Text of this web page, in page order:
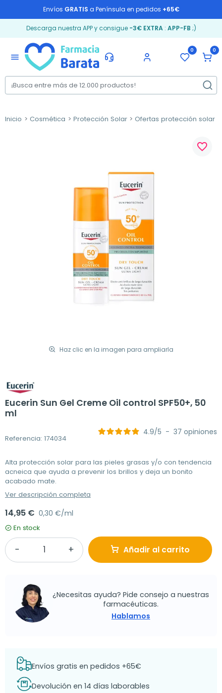
Envíos GRATIS a Península en pedidos +65€
Descarga nuestra APP y consigue -3€ EXTRA: APP-FB ;)
menu
0 0
Inicio Cosmética Protección Solar Ofertas protección solar
Haz clic en la imagen para ampliarla
favorite_border
Eucerin Sun Gel Creme Oil control SPF50+, 50
ml
Referencia: 174034
4.9/5 - 37 opiniones
Alta protección solar para las pieles grasas y/o con tendencia
acneica que ayuda a prevenir los brillos y deja un bonito
acabado mate.
Ver descripción completa
14,95 € 0,30 €/ml
En stock
Añadir al carrito
¿Necesitas ayuda? Pide consejo a nuestras
farmacéuticas.
Hablamos
Envíos gratis en pedidos +65€
Devolución en 14 días laborables